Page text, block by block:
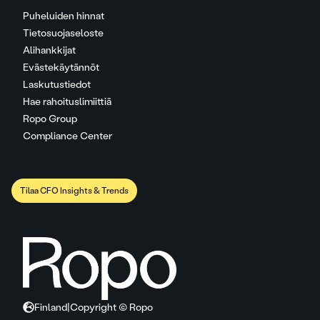
Puheluiden hinnat
Tietosuojaseloste
Alihankkijat
Evästekäytännöt
Laskutustiedot
Hae rahoituslimiittiä
Ropo Group
Compliance Center
Tilaa CFO Insights & Trends
Finland Copyright © Ropo